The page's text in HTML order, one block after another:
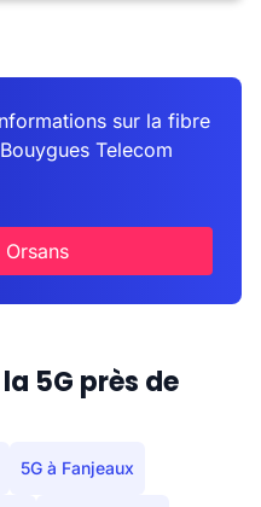
sur la fibre
Telecom
5G près de
5G à Fanjeaux